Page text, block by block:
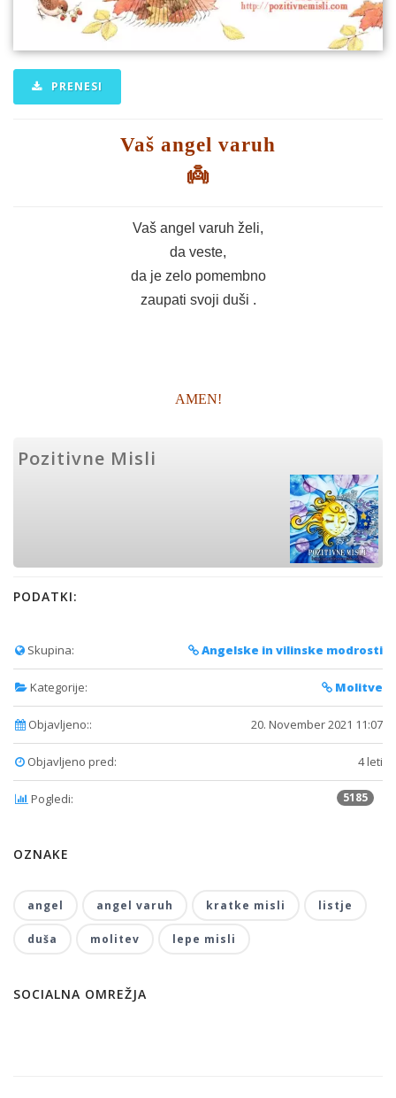
PRENESI
Vaš angel varuh
👼
Vaš angel varuh želi,
da veste,
da je zelo pomembno
zaupati svoji duši .
AMEN!
Pozitivne Misli
PODATKI:
Skupina: Angelske in vilinske modrosti
Kategorije: Molitve
Objavljeno:: 20. November 2021 11:07
Objavljeno pred: 4 leti
Pogledi: 5185
OZNAKE
angel angel varuh kratke misli listje
duša molitev lepe misli
SOCIALNA OMREŽJA